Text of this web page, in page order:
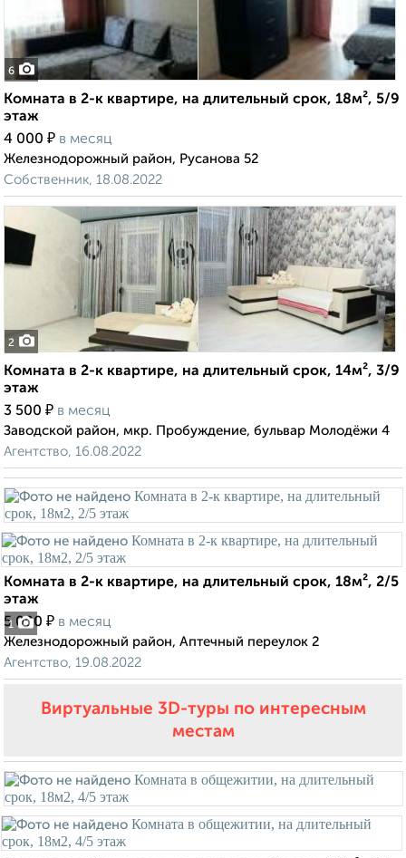
6
Комната в 2-к квартире, на длительный срок, 18м², 5/9
этаж
4 000 ₽ в месяц
Железнодорожный район, Русанова 52
Собственник, 18.08.2022
2
Комната в 2-к квартире, на длительный срок, 14м², 3/9
этаж
3 500 ₽ в месяц
Заводской район, мкр. Пробуждение, бульвар Молодёжи 4
Агентство, 16.08.2022
1
Комната в 2-к квартире, на длительный срок, 18м², 2/5
этаж
5 000 ₽ в месяц
Железнодорожный район, Аптечный переулок 2
Агентство, 19.08.2022
Виртуальные 3D-туры по интересным
местам